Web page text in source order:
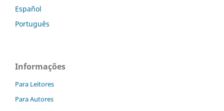
Español
Português
Informações
Para Leitores
Para Autores